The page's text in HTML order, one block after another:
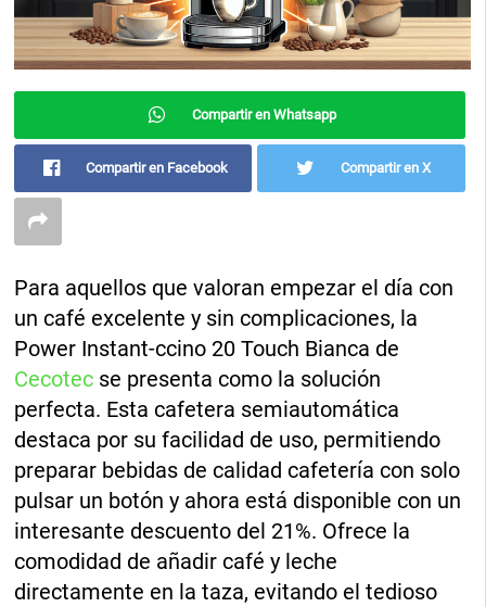
Compartir en Whatsapp
Compartir en Facebook Compartir en X
Para aquellos que valoran empezar el día con
un café excelente y sin complicaciones, la
Power Instant-ccino 20 Touch Bianca de
Cecotec se presenta como la solución
perfecta. Esta cafetera semiautomática
destaca por su facilidad de uso, permitiendo
preparar bebidas de calidad cafetería con solo
pulsar un botón y ahora está disponible con un
interesante descuento del 21%. Ofrece la
comodidad de añadir café y leche
directamente en la taza, evitando el tedioso